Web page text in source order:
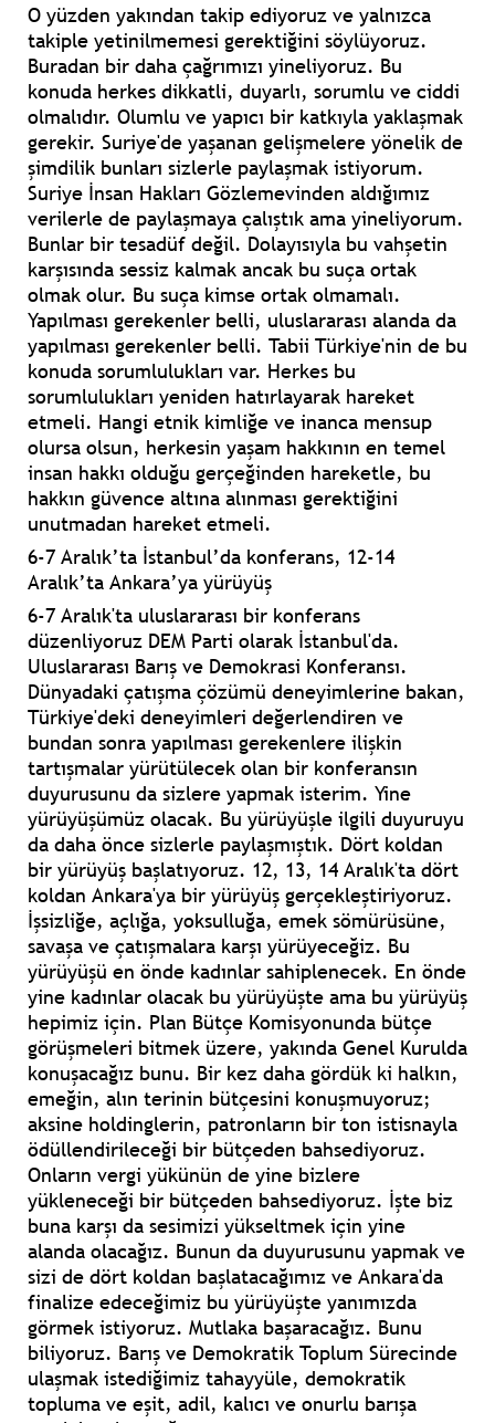
O yüzden yakından takip ediyoruz ve yalnızca
takiple yetinilmemesi gerektiğini söylüyoruz.
Buradan bir daha çağrımızı yineliyoruz. Bu
konuda herkes dikkatli, duyarlı, sorumlu ve ciddi
olmalıdır. Olumlu ve yapıcı bir katkıyla yaklaşmak
gerekir. Suriye'de yaşanan gelişmelere yönelik de
şimdilik bunları sizlerle paylaşmak istiyorum.
Suriye İnsan Hakları Gözlemevinden aldığımız
verilerle de paylaşmaya çalıştık ama yineliyorum.
Bunlar bir tesadüf değil. Dolayısıyla bu vahşetin
karşısında sessiz kalmak ancak bu suça ortak
olmak olur. Bu suça kimse ortak olmamalı.
Yapılması gerekenler belli, uluslararası alanda da
yapılması gerekenler belli. Tabii Türkiye'nin de bu
konuda sorumlulukları var. Herkes bu
sorumlulukları yeniden hatırlayarak hareket
etmeli. Hangi etnik kimliğe ve inanca mensup
olursa olsun, herkesin yaşam hakkının en temel
insan hakkı olduğu gerçeğinden hareketle, bu
hakkın güvence altına alınması gerektiğini
unutmadan hareket etmeli.
6-7 Aralık’ta İstanbul’da konferans, 12-14
Aralık’ta Ankara’ya yürüyüş
6-7 Aralık'ta uluslararası bir konferans
düzenliyoruz DEM Parti olarak İstanbul'da.
Uluslararası Barış ve Demokrasi Konferansı.
Dünyadaki çatışma çözümü deneyimlerine bakan,
Türkiye'deki deneyimleri değerlendiren ve
bundan sonra yapılması gerekenlere ilişkin
tartışmalar yürütülecek olan bir konferansın
duyurusunu da sizlere yapmak isterim. Yine
yürüyüşümüz olacak. Bu yürüyüşle ilgili duyuruyu
da daha önce sizlerle paylaşmıştık. Dört koldan
bir yürüyüş başlatıyoruz. 12, 13, 14 Aralık'ta dört
koldan Ankara'ya bir yürüyüş gerçekleştiriyoruz.
İşsizliğe, açlığa, yoksulluğa, emek sömürüsüne,
savaşa ve çatışmalara karşı yürüyeceğiz. Bu
yürüyüşü en önde kadınlar sahiplenecek. En önde
yine kadınlar olacak bu yürüyüşte ama bu yürüyüş
hepimiz için. Plan Bütçe Komisyonunda bütçe
görüşmeleri bitmek üzere, yakında Genel Kurulda
konuşacağız bunu. Bir kez daha gördük ki halkın,
emeğin, alın terinin bütçesini konuşmuyoruz;
aksine holdinglerin, patronların bir ton istisnayla
ödüllendirileceği bir bütçeden bahsediyoruz.
Onların vergi yükünün de yine bizlere
yükleneceği bir bütçeden bahsediyoruz. İşte biz
buna karşı da sesimizi yükseltmek için yine
alanda olacağız. Bunun da duyurusunu yapmak ve
sizi de dört koldan başlatacağımız ve Ankara'da
finalize edeceğimiz bu yürüyüşte yanımızda
görmek istiyoruz. Mutlaka başaracağız. Bunu
biliyoruz. Barış ve Demokratik Toplum Sürecinde
ulaşmak istediğimiz tahayyüle, demokratik
topluma ve eşit, adil, kalıcı ve onurlu barışa